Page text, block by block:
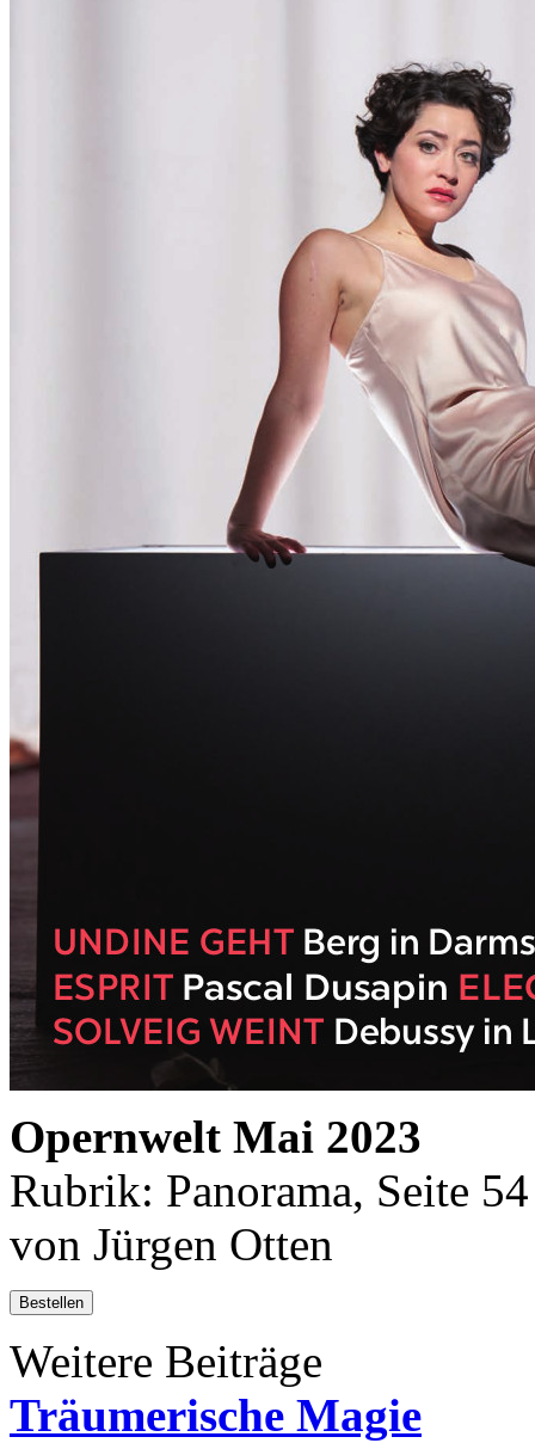
Opernwelt Mai 2023
Rubrik: Panorama, Seite 54
von Jürgen Otten
Bestellen
Weitere Beiträge
Träumerische Magie